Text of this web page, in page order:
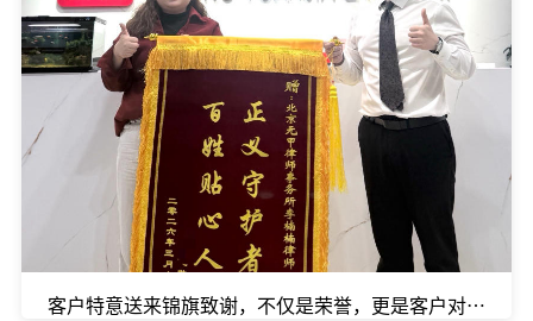
客户特意送来锦旗致谢，不仅是荣誉，更是客户对我们口